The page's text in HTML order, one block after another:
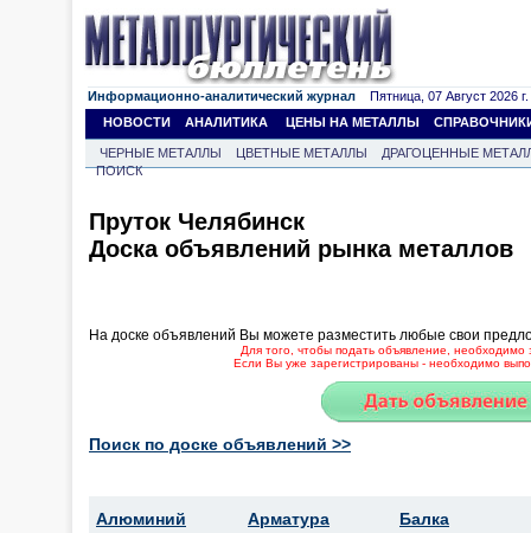
Информационно-аналитический журнал Пятница, 07 Август 2026 г.
НОВОСТИ
АНАЛИТИКА ЦЕНЫ НА МЕТАЛЛЫ
ЧЕРНЫЕ МЕТАЛЛЫ ЦВЕТНЫЕ МЕТАЛЛЫ
ДРАГОЦЕННЫЕ
ПОИСК
Пруток Челябинск
Доска объявлений рынка металлов
На доске объявлений Вы можете разместить любые свои
Для того, чтобы подать объявление, необходимо
Если Вы уже зарегистрированы - необходимо
Поиск по доске объявлений >>
Алюминий
Арматура
Балка